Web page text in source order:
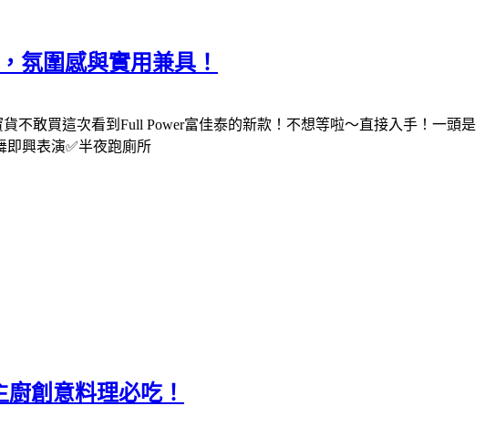
氛圍感與實用兼具！
不敢買這次看到Full Power富佳泰的新款！不想等啦～直接入手！一頭是
即興表演✅半夜跑廁所
創意料理必吃！